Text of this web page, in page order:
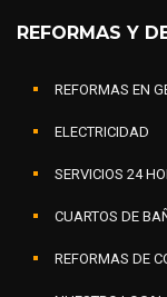
REFORMAS Y
REFORMAS EN
ELECTRICIDAD
SERVICIOS 24
CUARTOS DE
REFORMAS DE